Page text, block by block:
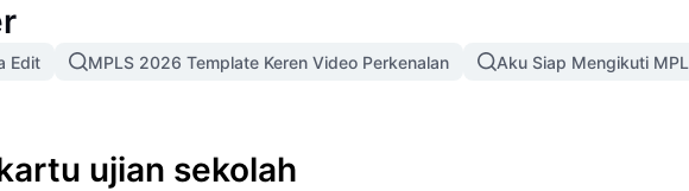
Edit MPLS 2026 Template Keren Video Perkenalan Aku Siap Mengikuti
ujian sekolah